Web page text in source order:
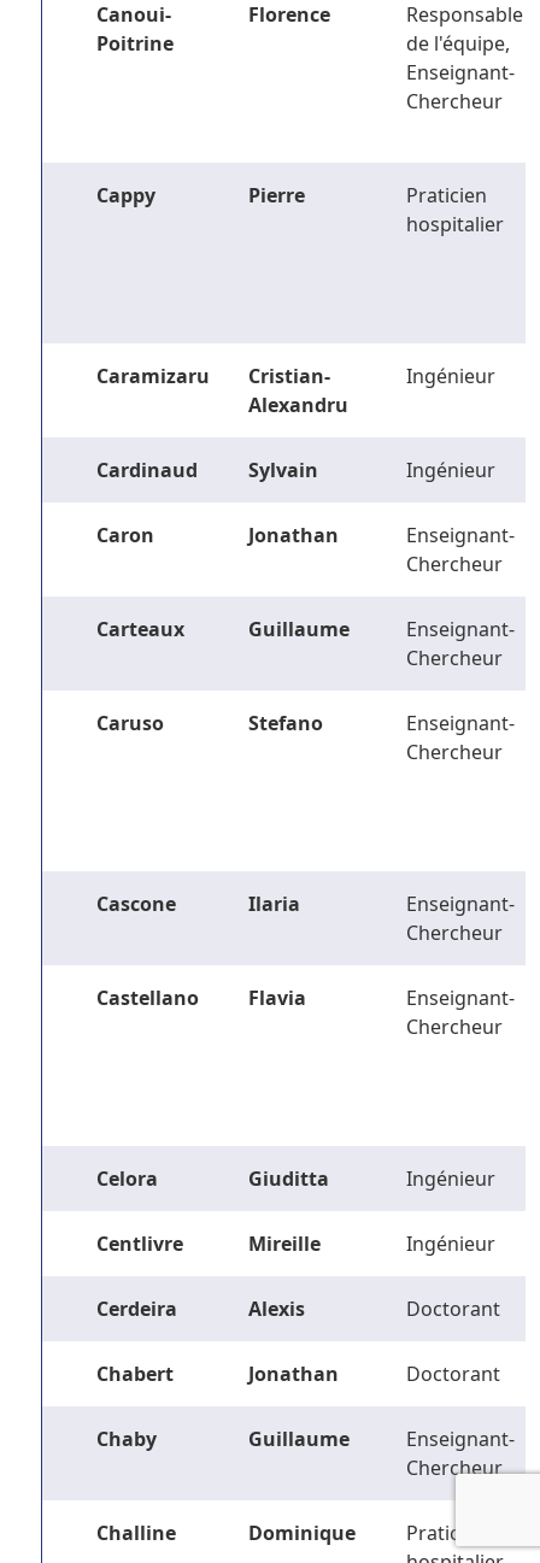
Canoui-
Poitrine
Florence
Responsable
de l'équipe,
Enseignant-
Chercheur
Cappy Pierre
Praticien
hospitalier
Caramizaru
Cristian-
Alexandru
Ingénieur
Cardinaud Sylvain Ingénieur
Caron Jonathan
Enseignant-
Chercheur
Carteaux Guillaume
Enseignant-
Chercheur
Caruso Stefano
Enseignant-
Chercheur
Cascone Ilaria
Enseignant-
Chercheur
Castellano Flavia
Enseignant-
Chercheur
Celora Giuditta Ingénieur
Centlivre Mireille Ingénieur
Cerdeira Alexis Doctorant
Chabert Jonathan Doctorant
Chaby Guillaume
Enseignant-
Chercheur
Challine Dominique
Praticien